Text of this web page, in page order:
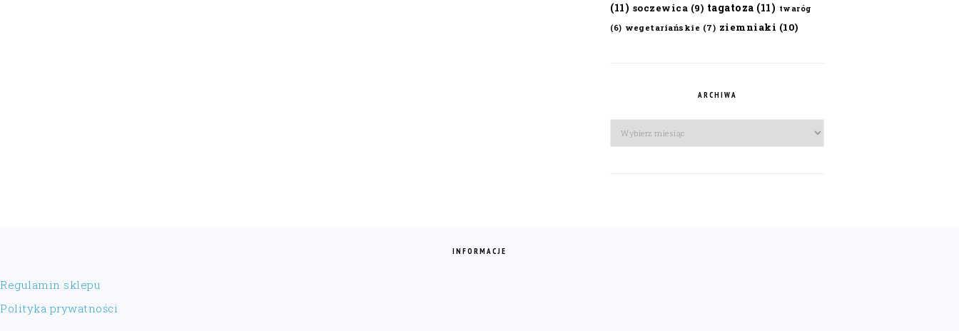
(11) soczewica (9) tagatoza (11) twaróg
(6) wegetariańskie (7) ziemniaki (10)
ARCHIWA
Archiwa
INFORMACJE
Regulamin sklepu
Polityka prywatności